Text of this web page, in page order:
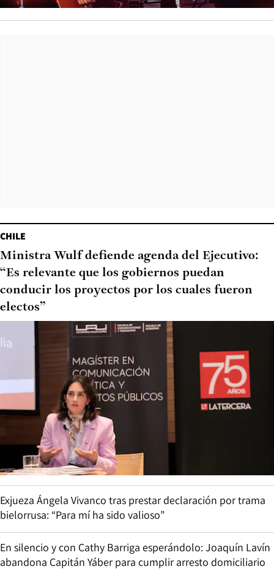
CHILE
Ministra Wulf defiende agenda del Ejecutivo:
“Es relevante que los gobiernos puedan
conducir los proyectos por los cuales fueron
electos”
Exjueza Ángela Vivanco tras prestar declaración por trama
bielorrusa: “Para mí ha sido valioso”
En silencio y con Cathy Barriga esperándolo: Joaquín Lavín
abandona Capitán Yáber para cumplir arresto domiciliario